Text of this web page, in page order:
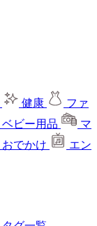
健康
ファ
ベビー用品
マ
おでかけ
エン